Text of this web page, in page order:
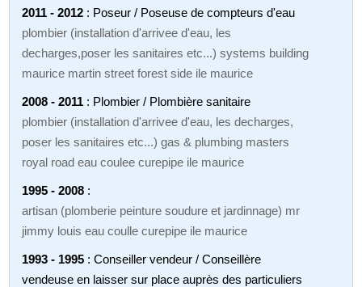
2011 - 2012 : Poseur / Poseuse de compteurs d'eau
plombier (installation d'arrivee d'eau, les
decharges,poser les sanitaires etc...) systems building
maurice martin street forest side ile maurice
2008 - 2011 : Plombier / Plombière sanitaire
plombier (installation d'arrivee d'eau, les decharges,
poser les sanitaires etc...) gas & plumbing masters
royal road eau coulee curepipe ile maurice
1995 - 2008 :
artisan (plomberie peinture soudure et jardinnage) mr
jimmy louis eau coulle curepipe ile maurice
1993 - 1995 : Conseiller vendeur / Conseillère
vendeuse en laisser sur place auprès des particuliers